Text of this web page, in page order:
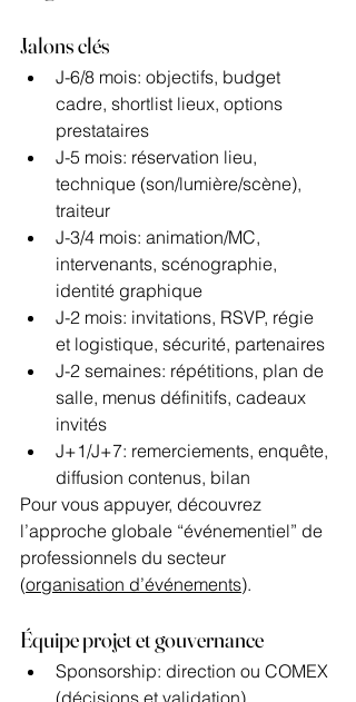
Jalons clés
J-6/8 mois: objectifs, budget
cadre, shortlist lieux, options
prestataires
J-5 mois: réservation lieu,
technique (son/lumière/scène),
traiteur
J-3/4 mois: animation/MC,
intervenants, scénographie,
identité graphique
J-2 mois: invitations, RSVP, régie
et logistique, sécurité, partenaires
J-2 semaines: répétitions, plan de
salle, menus définitifs, cadeaux
invités
J+1/J+7: remerciements, enquête,
diffusion contenus, bilan
Pour vous appuyer, découvrez
l’approche globale “événementiel” de
professionnels du secteur
(organisation d’événements).
Équipe projet et gouvernance
Sponsorship: direction ou COMEX
(décisions et validation)